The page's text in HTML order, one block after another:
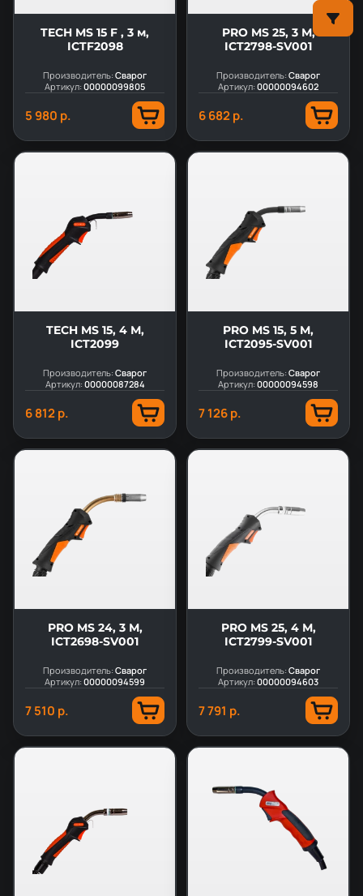
TECH MS 15 F , 3 м,
ICTF2098
Производитель:Сварог
Артикул:00000099805
5 980 р.
PRO MS 25, 3 М,
ICT2798-SV001
Производитель:Сварог
Артикул:00000094602
6 682 р.
TECH MS 15, 4 М,
ICT2099
Производитель:Сварог
Артикул:00000087284
6 812 р.
PRO MS 15, 5 М,
ICT2095-SV001
Производитель:Сварог
Артикул:00000094598
7 126 р.
PRO MS 24, 3 М,
ICT2698-SV001
Производитель:Сварог
Артикул:00000094599
7 510 р.
PRO MS 25, 4 М,
ICT2799-SV001
Производитель:Сварог
Артикул:00000094603
7 791 р.